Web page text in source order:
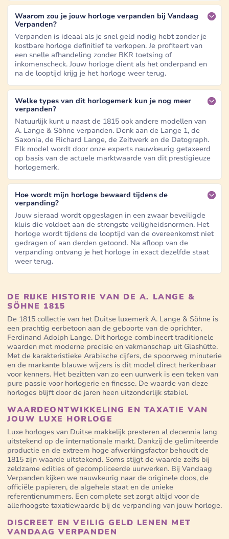
Waarom zou je jouw horloge verpanden bij Vandaag
Verpanden?
Verpanden is ideaal als je snel geld nodig hebt zonder je
kostbare horloge definitief te verkopen. Je profiteert van
een snelle afhandeling zonder BKR toetsing of
inkomenscheck. Jouw horloge dient als het onderpand en
na de looptijd krijg je het horloge weer terug.
Welke types van dit horlogemerk kun je nog meer
verpanden?
Natuurlijk kunt u naast de 1815 ook andere modellen van
A. Lange & Söhne verpanden. Denk aan de Lange 1, de
Saxonia, de Richard Lange, de Zeitwerk en de Datograph.
Elk model wordt door onze experts nauwkeurig getaxeerd
op basis van de actuele marktwaarde van dit prestigieuze
horlogemerk.
Hoe wordt mijn horloge bewaard tijdens de
verpanding?
Jouw sieraad wordt opgeslagen in een zwaar beveiligde
kluis die voldoet aan de strengste veiligheidsnormen. Het
horloge wordt tijdens de looptijd van de overeenkomst niet
gedragen of aan derden getoond. Na afloop van de
verpanding ontvang je het horloge in exact dezelfde staat
weer terug.
DE RIJKE HISTORIE VAN DE A. LANGE &
SÖHNE 1815
De 1815 collectie van het Duitse luxemerk A. Lange & Söhne is
een prachtig eerbetoon aan de geboorte van de oprichter,
Ferdinand Adolph Lange. Dit horloge combineert traditionele
waarden met moderne precisie en vakmanschap uit Glashütte.
Met de karakteristieke Arabische cijfers, de spoorweg minuterie
en de markante blauwe wijzers is dit model direct herkenbaar
voor kenners. Het bezitten van zo een uurwerk is een teken van
pure passie voor horlogerie en finesse. De waarde van deze
horloges blijft door de jaren heen uitzonderlijk stabiel.
WAARDEONTWIKKELING EN TAXATIE VAN
JOUW LUXE HORLOGE
Luxe horloges van Duitse makkelijk presteren al decennia lang
uitstekend op de internationale markt. Dankzij de gelimiteerde
productie en de extreem hoge afwerkingsfactor behoudt de
1815 zijn waarde uitstekend. Soms stijgt de waarde zelfs bij
zeldzame edities of gecompliceerde uurwerken. Bij Vandaag
Verpanden kijken we nauwkeurig naar de originele doos, de
officiële papieren, de algehele staat en de unieke
referentienummers. Een complete set zorgt altijd voor de
allerhoogste taxatiewaarde bij de verpanding van jouw horloge.
DISCREET EN VEILIG GELD LENEN MET
VANDAAG VERPANDEN